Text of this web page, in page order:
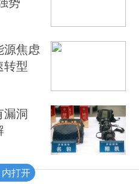
源焦虑
转型
漏洞
打开